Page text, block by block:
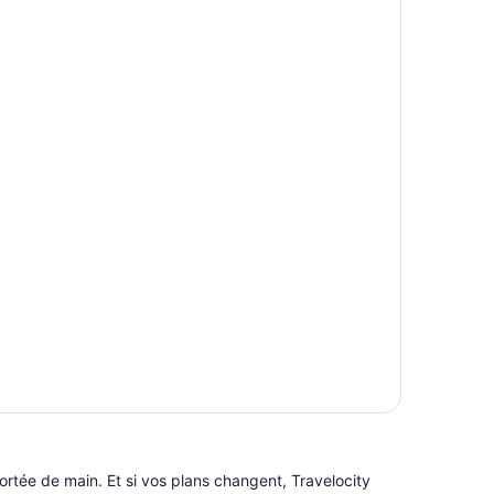
de main. Et si vos plans changent, Travelocity